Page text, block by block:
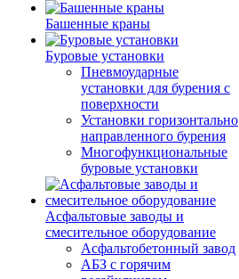
Башенные краны
Буровые установки
Пневмоударные
установки для бурения с
поверхности
Установки горизонтально
направленного бурения
Многофункциональные
буровые установки
Асфальтовые заводы и
смесительное оборудование
Асфальтобетонный завод
АБЗ с горячим